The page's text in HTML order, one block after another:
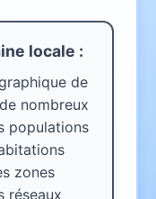
locale :
de
nombreux
populations
zones
réseaux